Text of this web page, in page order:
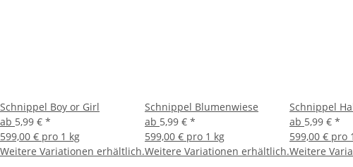
Schnippel Boy or Girl
ab 5,99 € *
599,00 € pro 1 kg
Weitere Variationen erhältlich.
Schnippel Blumenwiese
ab 5,99 € *
599,00 € pro 1 kg
Weitere Variationen erhältlich.
Schnippel
ab 5,99 € *
599,00 € pro
Weitere